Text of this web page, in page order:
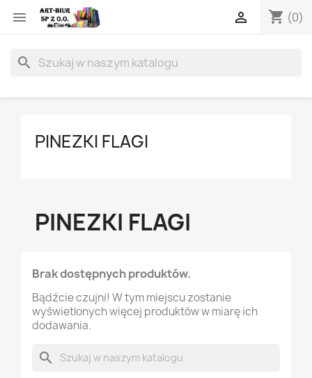
 shopping_cart (0)

search
PINEZKI FLAGI
PINEZKI FLAGI
Brak dostępnych produktów.
Bądźcie czujni! W tym miejscu zostanie
wyświetlonych więcej produktów w miarę ich
dodawania.
search